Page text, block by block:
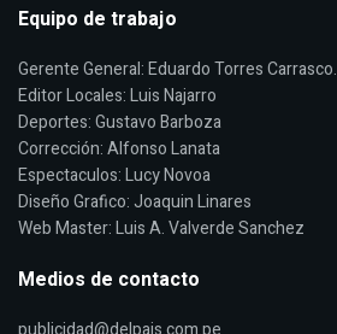
Equipo de trabajo
Gerente General: Eduardo Torres Carrasco.
Editor Locales: Luis Najarro
Deportes: Gustavo Barboza
Corrección: Alfonso Lanata
Espectaculos: Lucy Novoa
Diseño Grafico: Joaquin Linares
Web Master: Luis A. Valverde Sanchez
Medios de contacto